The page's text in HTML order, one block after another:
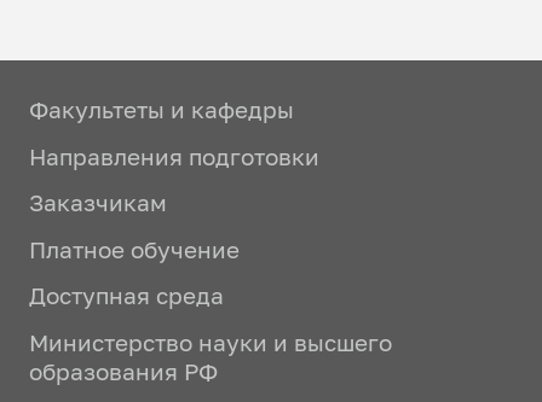
Факультеты и кафедры
Направления подготовки
Заказчикам
Платное обучение
Доступная среда
Министерство науки и высшего
образования РФ